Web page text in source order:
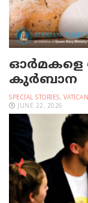
ഓര്‍മകളെ
കുര്‍ബാന
SPECIAL STORIES, VATICAN
JUNE 22, 2026